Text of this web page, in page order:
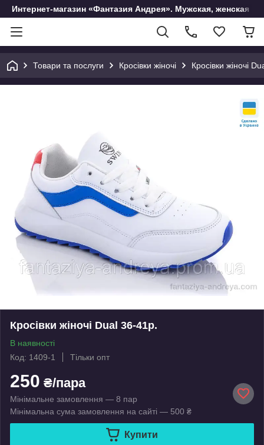
Интернет-магазин «Фантазия Андрея». Мужская, женская и
Товари та послуги Кросівки жіночі Кросівки жіночі
Кросівки жіночі Dual 36-41р.
В наявності
Код: 1409-1
Тільки опт
250 ₴/пара
Мінімальне замовлення — 8 пар
Мінімальна сума замовлення на сайті — 500 ₴
Купити